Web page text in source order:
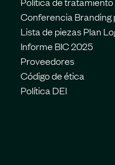
Conferencia Branding
Lista de piezas Plan
Informe BIC 2025
Proveedores
Código de ética
Política DEI